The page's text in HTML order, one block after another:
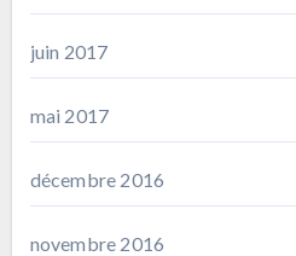
juin 2017
mai 2017
décembre 2016
novembre 2016